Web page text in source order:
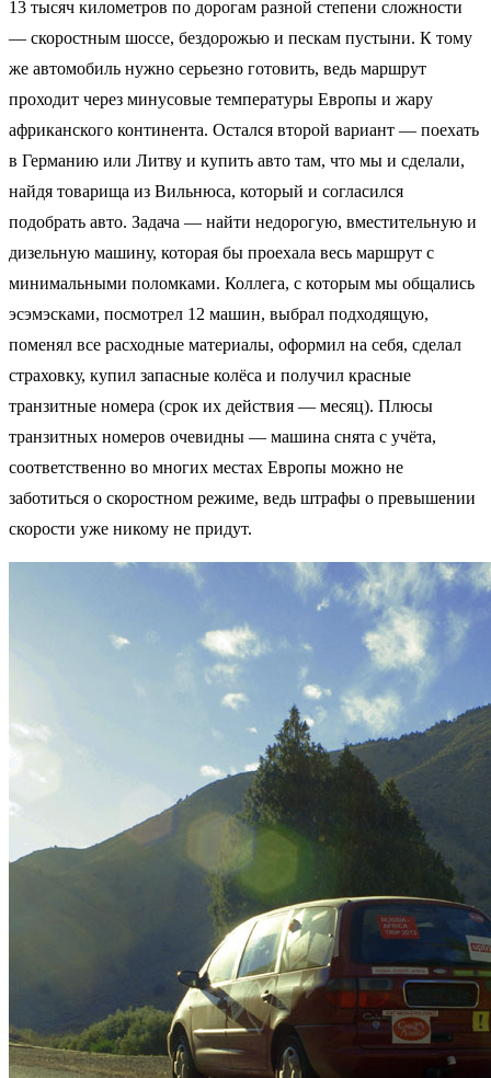
13 тысяч километров по дорогам разной степени сложности
— скоростным шоссе, бездорожью и пескам пустыни. К тому
же автомобиль нужно серьезно готовить, ведь маршрут
проходит через минусовые температуры Европы и жару
африканского континента. Остался второй вариант — поехать
в Германию или Литву и купить авто там, что мы и сделали,
найдя товарища из Вильнюса, который и согласился
подобрать авто. Задача — найти недорогую, вместительную и
дизельную машину, которая бы проехала весь маршрут с
минимальными поломками. Коллега, с которым мы общались
эсэмэсками, посмотрел 12 машин, выбрал подходящую,
поменял все расходные материалы, оформил на себя, сделал
страховку, купил запасные колёса и получил красные
транзитные номера (срок их действия — месяц). Плюсы
транзитных номеров очевидны — машина снята с учёта,
соответственно во многих местах Европы можно не
заботиться о скоростном режиме, ведь штрафы о превышении
скорости уже никому не придут.